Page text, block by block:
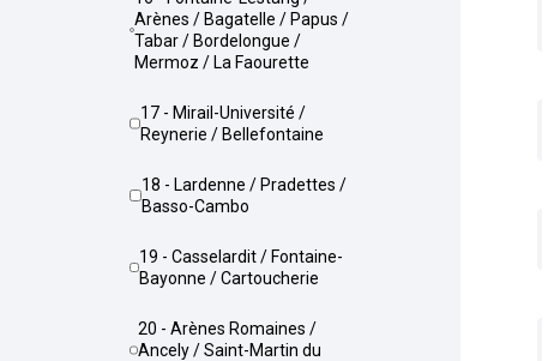
Arènes / Bagatelle / Papus /
Tabar / Bordelongue /
Mermoz / La Faourette
17 - Mirail-Université /
Reynerie / Bellefontaine
18 - Lardenne / Pradettes /
Basso-Cambo
19 - Casselardit / Fontaine-
Bayonne / Cartoucherie
20 - Arènes Romaines /
Ancely / Saint-Martin du